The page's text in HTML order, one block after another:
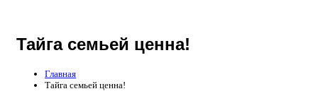
Тайга семьей ценна!
Главная
Тайга семьей ценна!